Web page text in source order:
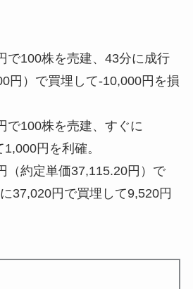
で100株を売建、43分に成行
円）で買埋して-10,000円を損
で100株を売建、すぐに
円を利確。
（約定単価37,115.20円）で
37,020円で買埋して9,520円